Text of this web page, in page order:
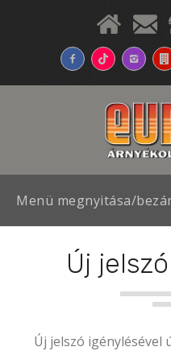
Menü megnyitása/
Új
Új jelszó igénylésével